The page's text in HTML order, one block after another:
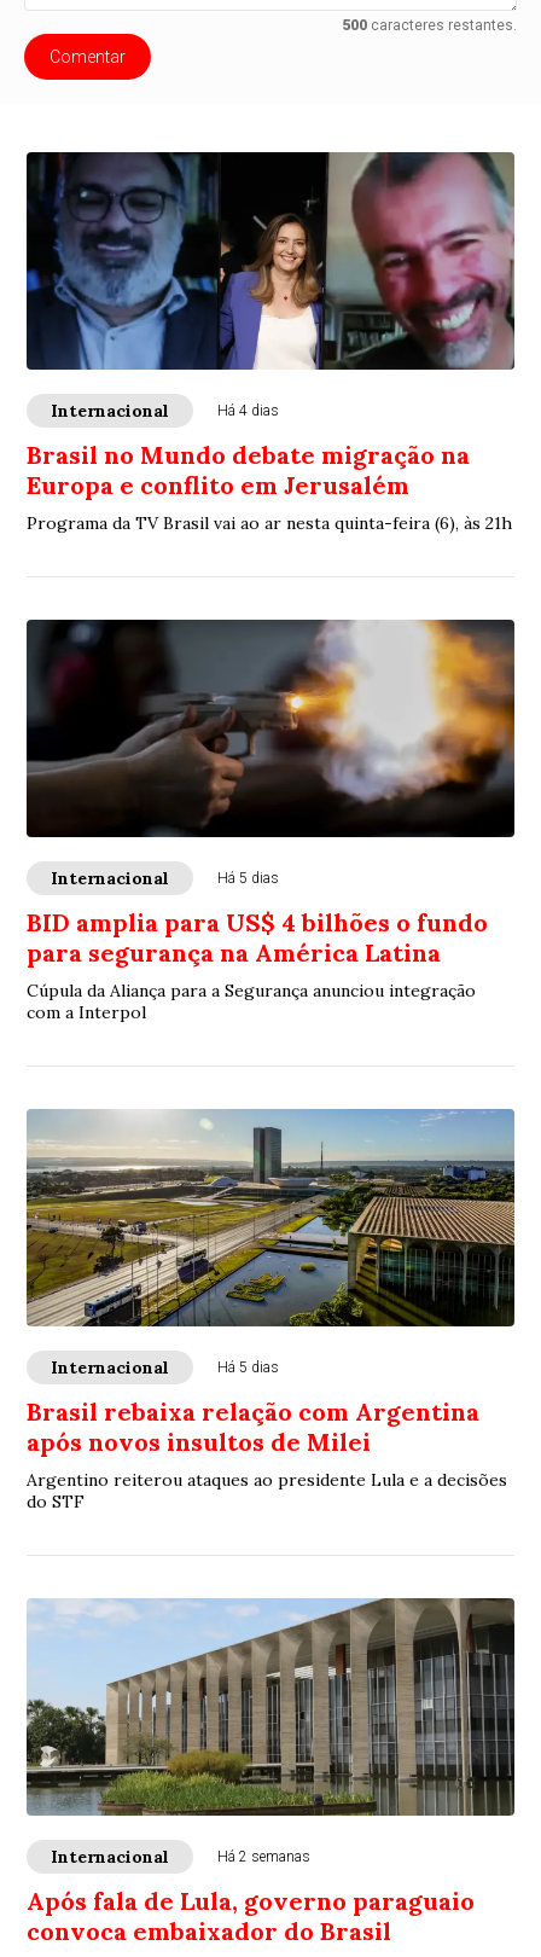
500caracteres restantes.
Comentar
Internacional Há 4 dias
Brasil no Mundo debate migração na
Europa e conflito em Jerusalém
Programa da TV Brasil vai ao ar nesta quinta-feira (6), às 21h
Internacional Há 5 dias
BID amplia para US$ 4 bilhões o fundo
para segurança na América Latina
Cúpula da Aliança para a Segurança anunciou integração
com a Interpol
Internacional Há 5 dias
Brasil rebaixa relação com Argentina
após novos insultos de Milei
Argentino reiterou ataques ao presidente Lula e a decisões
do STF
Internacional Há 2 semanas
Após fala de Lula, governo paraguaio
convoca embaixador do Brasil